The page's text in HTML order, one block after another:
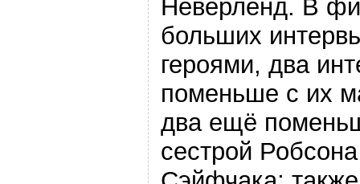
Неверленд. В
больших
героями, два
поменьше с их
два ещё
сестрой